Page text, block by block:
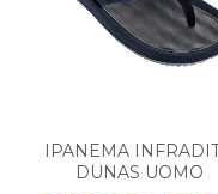
IPANEMA
DUNAS UOMO